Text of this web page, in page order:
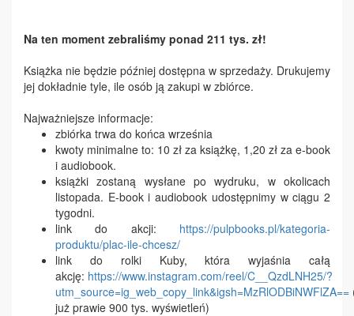
Na ten moment zebraliśmy ponad 211 tys. zł!
Książka nie będzie później dostępna w sprzedaży. Drukujemy
jej dokładnie tyle, ile osób ją zakupi w zbiórce.
Najważniejsze informacje:
zbiórka trwa do końca września
kwoty minimalne to: 10 zł za książkę, 1,20 zł za e-book
i audiobook.
książki zostaną wysłane po wydruku, w okolicach
listopada. E-book i audiobook udostępnimy w ciągu 2
tygodni.
link do akcji: https://pulpbooks.pl/kategoria-
produktu/plac-ile-chcesz/
link do rolki Kuby, która wyjaśnia całą
akcję: https://www.instagram.com/reel/C__QzdLNH25/?
utm_source=ig_web_copy_link&igsh=MzRlODBiNWFlZA==
już prawie 900 tys. wyświetleń)